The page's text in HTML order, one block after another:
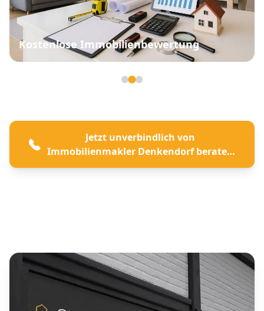
Kostenlose Immobilienbewertung
Jetzt unverbindlich von
Immobilienmakler Denkendorf beraten
lassen